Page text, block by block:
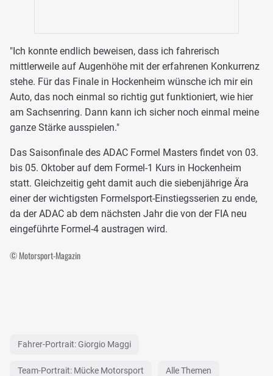
"Ich konnte endlich beweisen, dass ich fahrerisch
mittlerweile auf Augenhöhe mit der erfahrenen Konkurrenz
stehe. Für das Finale in Hockenheim wünsche ich mir ein
Auto, das noch einmal so richtig gut funktioniert, wie hier
am Sachsenring. Dann kann ich sicher noch einmal meine
ganze Stärke ausspielen."
Das Saisonfinale des ADAC Formel Masters findet von 03.
bis 05. Oktober auf dem Formel-1 Kurs in Hockenheim
statt. Gleichzeitig geht damit auch die siebenjährige Ära
einer der wichtigsten Formelsport-Einstiegsserien zu ende,
da der ADAC ab dem nächsten Jahr die von der FIA neu
eingeführte Formel-4 austragen wird.
© Motorsport-Magazin
Fahrer-Portrait: Giorgio Maggi
Team-Portrait: Mücke Motorsport Alle Themen